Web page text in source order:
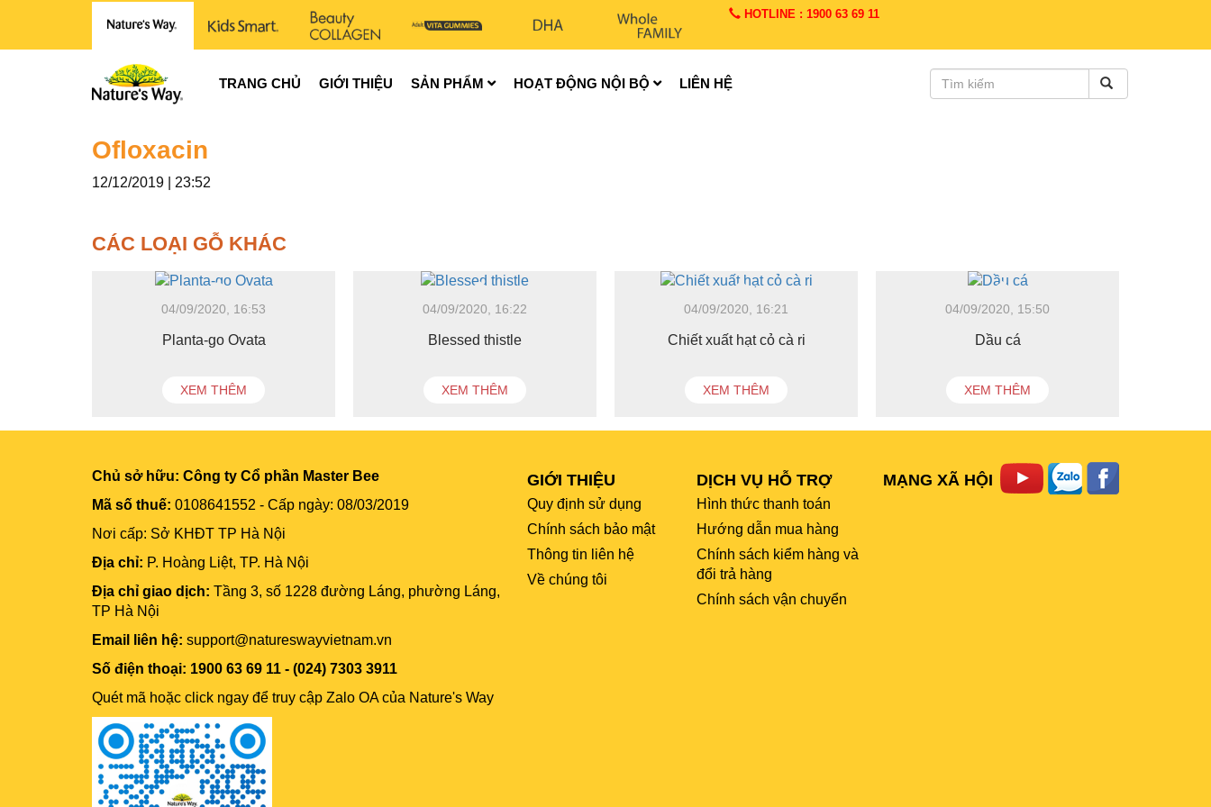
HOTLINE : 1900 63 69 11
TRANG CHỦ GIỚI THIỆU SẢN PHẨM HOẠT ĐỘNG NỘI BỘ LIÊN HỆ
Ofloxacin
12/12/2019 | 23:52
CÁC LOẠI GỖ KHÁC
04/09/2020, 16:53
Planta-go Ovata
XEM THÊM
04/09/2020, 16:22
Blessed thistle
XEM THÊM
04/09/2020, 16:21
Chiết xuất hạt cỏ cà ri
XEM THÊM
04/09/2020, 15:50
Dầu cá
XEM THÊM
Chủ sở hữu: Công ty Cổ phần Master Bee
Mã số thuế: 0108641552 - Cấp ngày: 08/03/2019
Nơi cấp: Sở KHĐT TP Hà Nội
Địa chỉ: P. Hoàng Liệt, TP. Hà Nội
Địa chỉ giao dịch: Tầng 3, số 1228 đường Láng, phường Láng,
TP Hà Nội
Email liên hệ: support@natureswayvietnam.vn
Số điện thoại: 1900 63 69 11 - (024) 7303 3911
Quét mã hoặc click ngay để truy cập Zalo OA của Nature's Way
GIỚI THIỆU
Quy định sử dụng
Chính sách bảo mật
Thông tin liên hệ
Về chúng tôi
DỊCH VỤ HỖ TRỢ
Hình thức thanh toán
Hướng dẫn mua hàng
Chính sách kiểm hàng và
đổi trả hàng
Chính sách vận chuyển
MẠNG XÃ HỘI